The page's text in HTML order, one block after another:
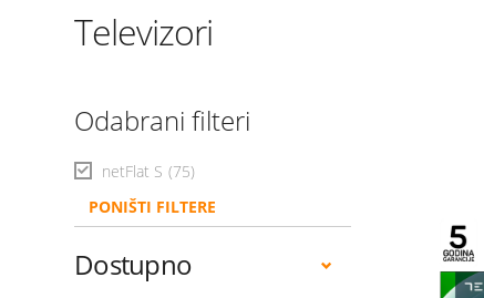
Televizori
Odabrani filteri
netFlat S (75)
PONIŠTI FILTERE
Dostupno